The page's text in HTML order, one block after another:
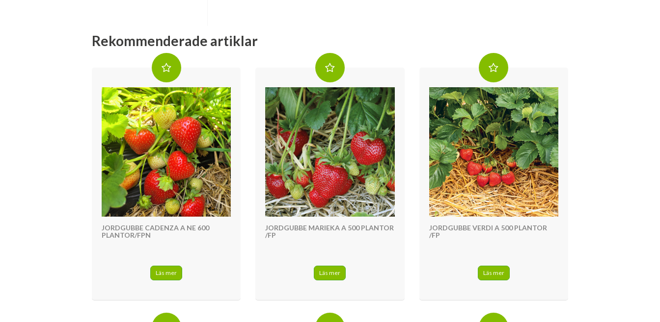
Rekommenderade artiklar
JORDGUBBE CADENZA A NE 600
PLANTOR/FPN
Läs mer
JORDGUBBE MARIEKA A 500 PLANTOR
/FP
Läs mer
JORDGUBBE VERDI A 500 PLANTOR
/FP
Läs mer